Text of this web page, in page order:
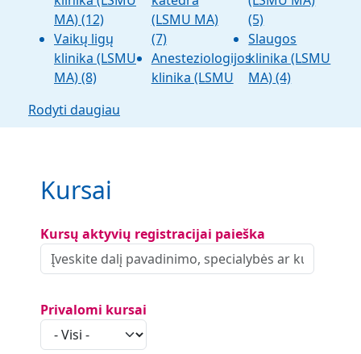
MA)(12)
Vaikų ligų
klinika (LSMU
MA)(8)
(LSMU MA)
(7)
Anesteziologijos
klinika (LSMU
(5)
Slaugos
klinika (LSMU
MA)(4)
Rodyti daugiau
Kursai
Kursų aktyvių registracijai paieška
Privalomi kursai